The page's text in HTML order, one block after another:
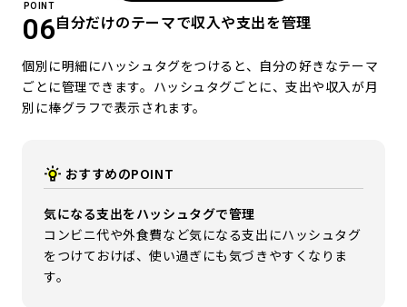
POINT
06自分だけのテーマで収入や支出を管理
個別に明細にハッシュタグをつけると、自分の好きなテーマ
ごとに管理できます。ハッシュタグごとに、支出や収入が月
別に棒グラフで表示されます。
おすすめのPOINT
気になる支出をハッシュタグで管理
コンビニ代や外食費など気になる支出にハッシュタグ
をつけておけば、使い過ぎにも気づきやすくなりま
す。